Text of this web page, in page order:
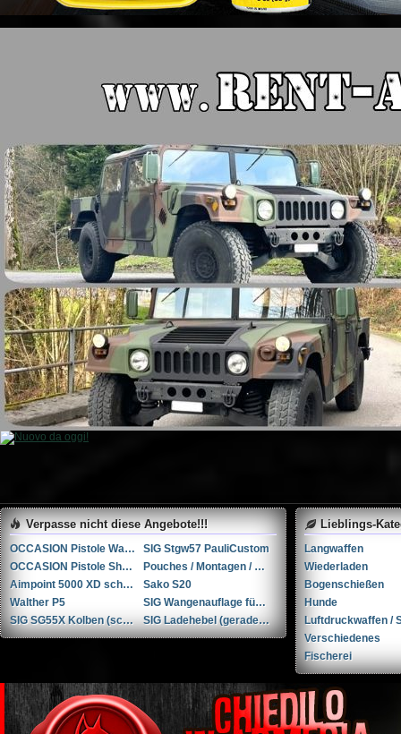
Verpasse nicht diese Angebote!!!
OCCASION Pistole Walther Q5 Match SF 9mm Para - Zustand 1
SIG Stgw57 PauliCustom
OCCASION Pistole Shadow Systems MR920 Foundation OR 4" 9mm Para - Zustand 1
Pouches / Montagen / Holster / Rail-Covers / etc.
Aimpoint 5000 XD schwarz 3MOA
Sako S20
Walther P5
SIG Wangenauflage für SG55X Kolben (schwarz)
SIG SG55X Kolben (schwarz)
SIG Ladehebel (gerade) für SG55X
Lieblings-
Langwaffen
Wiederladen
Bogenschießen
Hunde
Luftdruckwaffen /
Verschiedenes
Fischerei